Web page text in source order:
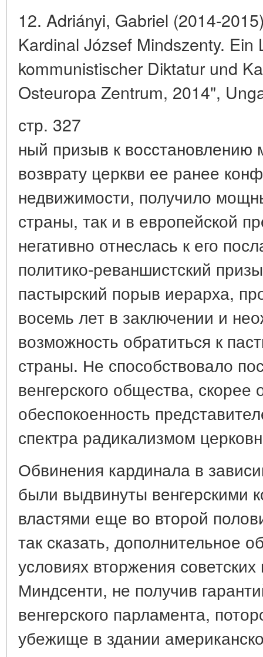
12. Adriányi, Gabriel (2014-
Kardinal József Mindszenty. Ein
kommunistischer Diktatur und
Osteuropa Zentrum, 2014",
стр. 327
ный призыв к восстановлению
возврату церкви ее ранее
недвижимости, получило
страны, так и в европейской
негативно отнеслась к его
политико-реваншистский
пастырский порыв иерарха,
восемь лет в заключении и
возможность обратиться к
страны. Не способствовало
венгерского общества,
обеспокоенность
спектра радикализмом
Обвинения кардинала в
были выдвинуты венгерскими
властями еще во второй
так сказать, дополнительное
условиях вторжения
Миндсенти, не получив
венгерского парламента,
убежище в здании